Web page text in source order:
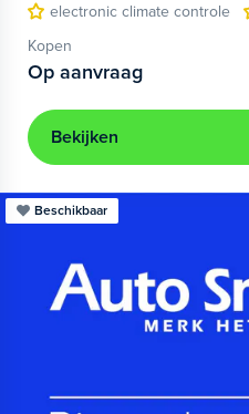
electronic climate controle
Kopen
Op aanvraag
Bekijken
Beschikbaar